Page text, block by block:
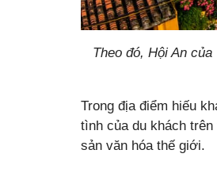
Theo đó, Hội An
Trong địa điểm hiếu
tình của du khách
sản văn hóa thế giới.